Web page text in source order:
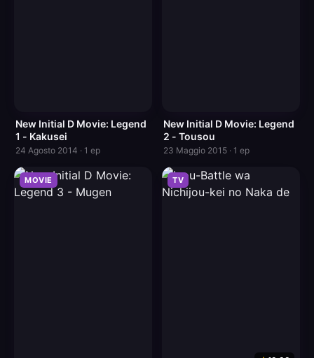
New Initial D Movie: Legend
1 - Kakusei
24 Agosto 2014 · 1 ep
New Initial D Movie: Legend
2 - Tousou
23 Maggio 2015 · 1 ep
MOVIE TV